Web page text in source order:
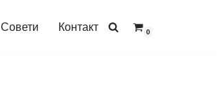
Совети Контакт 0